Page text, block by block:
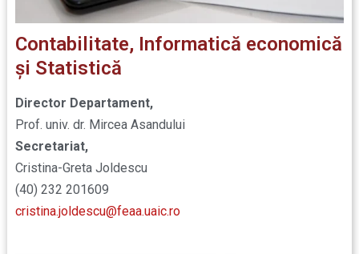
Contabilitate, Informatică economică
și Statistică
Director Departament,
Prof. univ. dr. Mircea Asandului
Secretariat,
Cristina-Greta Joldescu
(40) 232 201609
cristina.joldescu@feaa.uaic.ro